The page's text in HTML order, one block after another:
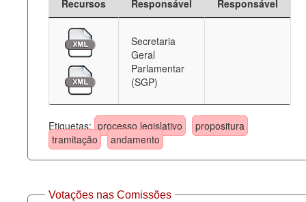
Recursos Responsável
Responsável
Secretaria
Geral
Parlamentar
(SGP)
Etiquetas: processo legislativo
propositura
tramitação
andamento
Votações nas Comissões